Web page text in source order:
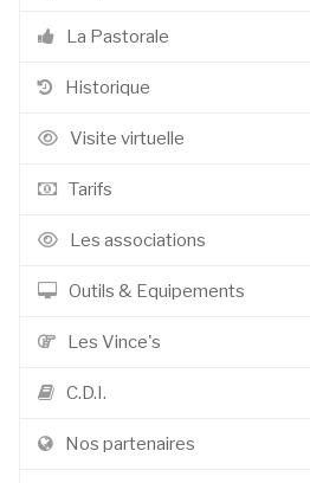
La Pastorale
Historique
Visite virtuelle
Tarifs
Les associations
Outils & Equipements
Les Vince's
C.D.I.
Nos partenaires